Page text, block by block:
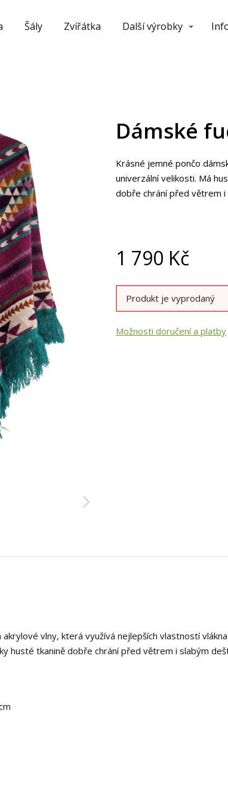
Šály Zvířátka Další výrobky
Dámské
Krásné jemné pončo
univerzální velikosti. Má
dobře chrání před větrem i
1 790 Kč
Produkt je vyprodaný
Možnosti doručení a platby
vlny, která využívá nejlepších vlastností
husté tkanině dobře chrání před větrem i slabým